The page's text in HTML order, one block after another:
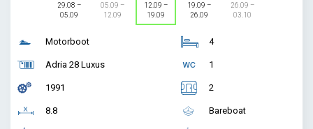
29.08 –
05.09
05.09 –
12.09
12.09 –
19.09
19.09 –
26.09
26.09 –
03.10
Motorboot
Adria 28 Luxus
1991
8.8
4
1
2
Bareboat